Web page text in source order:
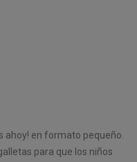
ahoy! en formato pequeño.
para que los niños